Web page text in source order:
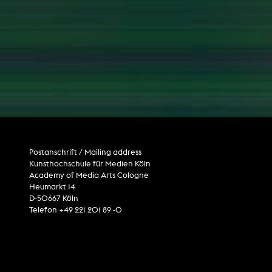
Postanschrift / Mailing address
Kunsthochschule für Medien Köln
Academy of Media Arts Cologne
Heumarkt 14
D-50667 Köln
Telefon +49 221 201 89 -0